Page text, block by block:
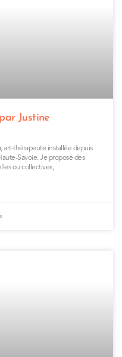
Justine
art-thérapeute installée depuis
Savoie. Je propose des
ou collectives,